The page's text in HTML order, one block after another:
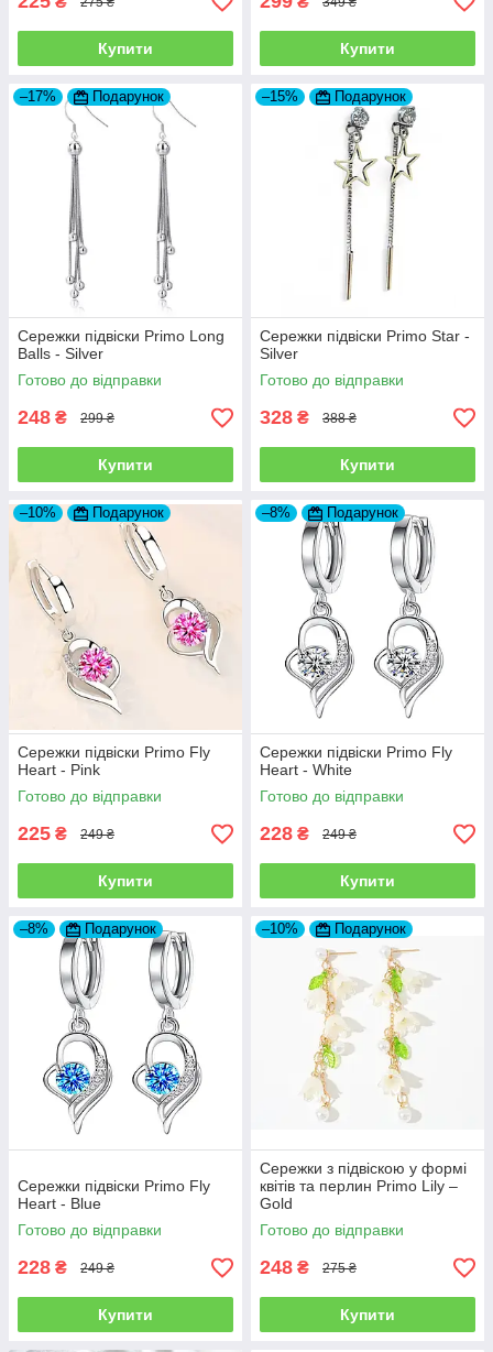
Купити Купити
–17% Подарунок
Сережки підвіски Primo Long
Balls - Silver
Готово до відправки
248 ₴ 299 ₴
Купити
–15% Подарунок
Сережки підвіски Primo Star -
Silver
Готово до відправки
328 ₴ 388 ₴
Купити
–10% Подарунок
Сережки підвіски Primo Fly
Heart - Pink
Готово до відправки
225 ₴ 249 ₴
Купити
–8% Подарунок
Сережки підвіски Primo Fly
Heart - White
Готово до відправки
228 ₴ 249 ₴
Купити
–8% Подарунок
Сережки підвіски Primo Fly
Heart - Blue
Готово до відправки
228 ₴ 249 ₴
Купити
–10% Подарунок
Сережки з підвіскою у формі
квітів та перлин Primo Lily –
Gold
Готово до відправки
248 ₴ 275 ₴
Купити